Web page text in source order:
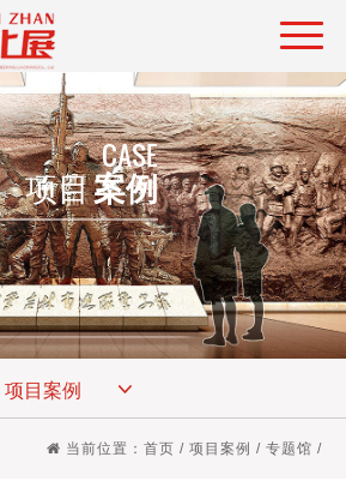
CASE
项目案例
项目案例
当前位置： 首页 / 项目案例 / 专题馆 /